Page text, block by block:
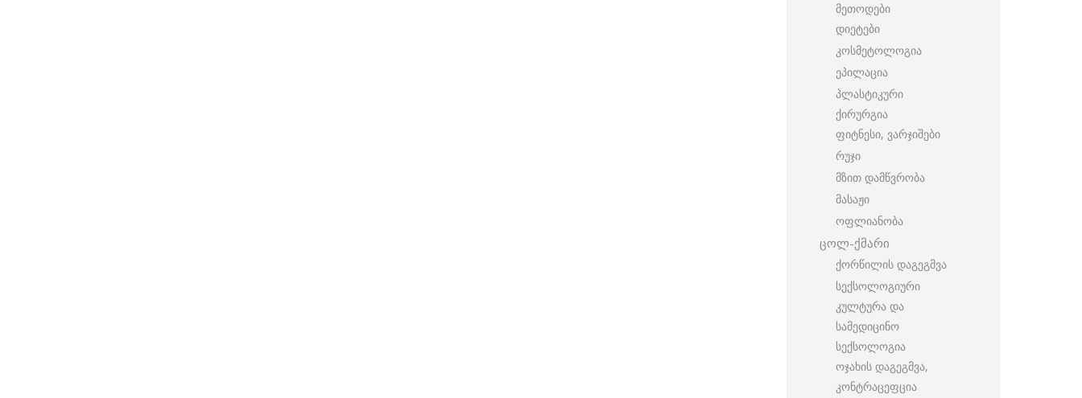
მეთოდები
დიეტები
კოსმეტოლოგია
ეპილაცია
პლასტიკური
ქირურგია
ფიტნესი, ვარჯიშები
რუჯი
მზით დამწვრობა
მასაჟი
ოფლიანობა
ცოლ-ქმარი
ქორწილის დაგეგმვა
სექსოლოგიური
კულტურა და
სამედიცინო
სექსოლოგია
ოჯახის დაგეგმვა,
კონტრაცეფცია